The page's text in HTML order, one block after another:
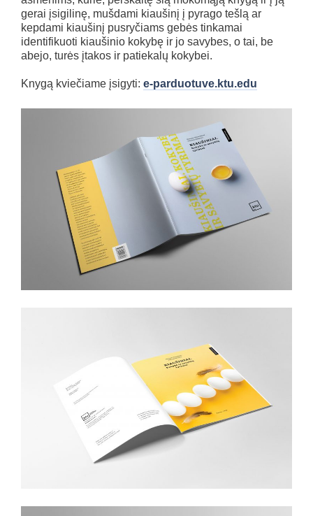
gerai įsigilinę, mušdami kiaušinį į pyrago tešlą ar
kepdami kiaušinį pusryčiams gebės tinkamai
identifikuoti kiaušinio kokybę ir jo savybes, o tai, be
abejo, turės įtakos ir patiekalų kokybei.
Knygą kviečiame įsigyti: e-parduotuve.ktu.edu